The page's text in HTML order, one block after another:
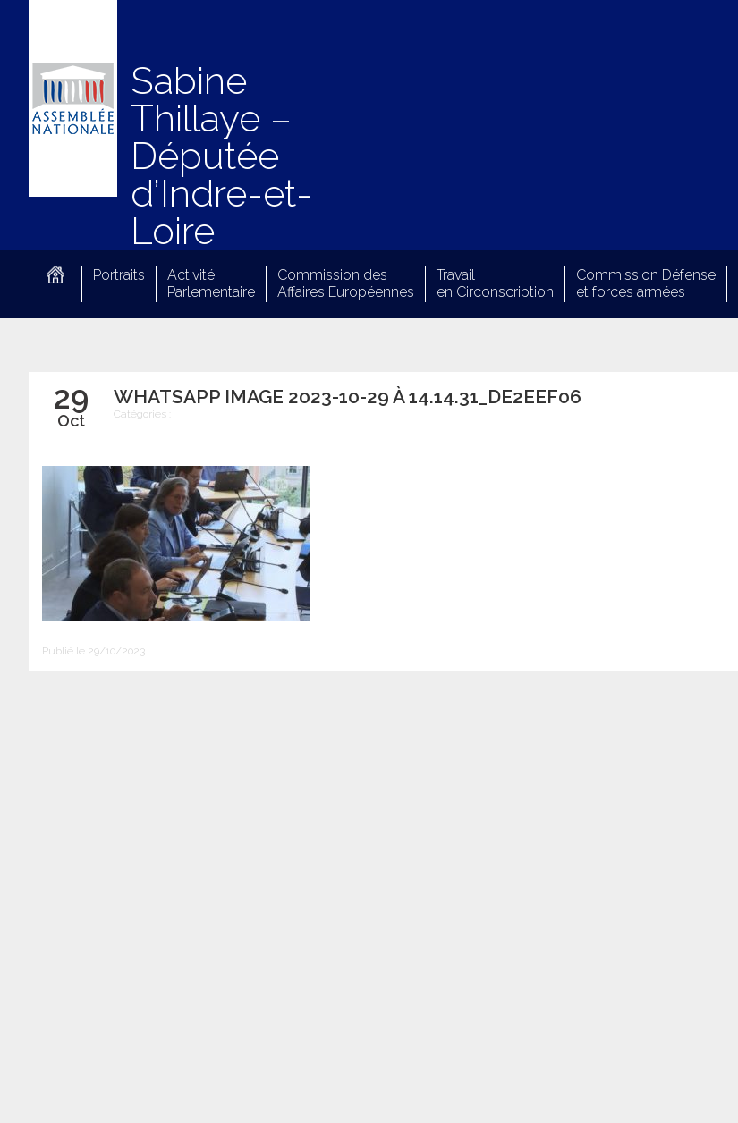
Sabine
Thillaye –
Députée
d’Indre-et-
Loire
Portraits
Activité
Parlementaire
Commission des
Affaires Européennes
Travail
en Circonscription
Commission Défense
et forces armées
29
Oct
WHATSAPP IMAGE 2023-10-29 À 14.14.31_DE2EEF06
Catégories :
Publié le 29/10/2023